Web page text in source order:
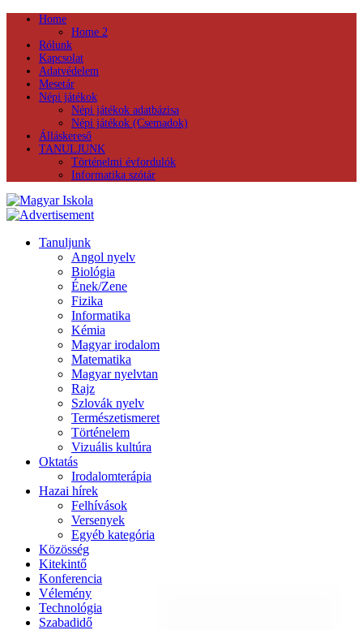
Home
Home 2
Rólunk
Kapcsolat
Adatvédelem
Mesetár
Népi játékok
Népi játékok adatbázisa
Népi játékok (Csemadok)
Álláskereső
TANULJUNK
Történelmi évfordulók
Informatika szótár
Tanuljunk
Angol nyelv
Biológia
Ének/Zene
Fizika
Informatika
Kémia
Magyar irodalom
Matematika
Magyar nyelvtan
Rajz
Szlovák nyelv
Természetismeret
Történelem
Vizuális kultúra
Oktatás
Irodalomterápia
Hazai hírek
Felhívások
Versenyek
Egyéb kategória
Közösség
Kitekintő
Konferencia
Vélemény
Technológia
Szabadidő